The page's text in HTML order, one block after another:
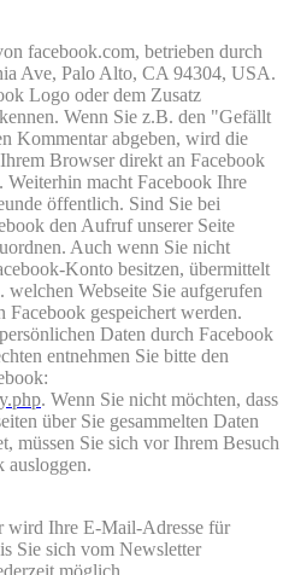
facebook.com, betrieben durch
Ave, Palo Alto, CA 94304, USA.
Logo oder dem Zusatz
Wenn Sie z.B. den "Gefällt
Kommentar abgeben, wird die
Browser direkt an Facebook
Weiterhin macht Facebook Ihre
öffentlich. Sind Sie bei
den Aufruf unserer Seite
Auch wenn Sie nicht
Konto besitzen, übermittelt
Webseite Sie aufgerufen
gespeichert werden.
Daten durch Facebook
entnehmen Sie bitte den
. Wenn Sie nicht möchten, dass
über Sie gesammelten Daten
müssen Sie sich vor Ihrem Besuch
ausloggen.
wird Ihre E-Mail-Adresse für
Sie sich vom Newsletter
möglich.